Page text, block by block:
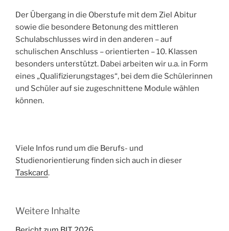
Der Übergang in die Oberstufe mit dem Ziel Abitur
sowie die besondere Betonung des mittleren
Schulabschlusses wird in den anderen – auf
schulischen Anschluss – orientierten – 10. Klassen
besonders unterstützt. Dabei arbeiten wir u.a. in Form
eines „Qualifizierungstages“, bei dem die Schülerinnen
und Schüler auf sie zugeschnittene Module wählen
können.
Viele Infos rund um die Berufs- und
Studienorientierung finden sich auch in dieser
Taskcard.
Weitere Inhalte